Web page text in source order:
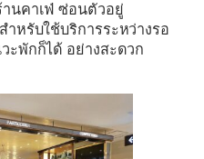
นคาเฟ่ ซ่อนตัวอยู่
ำหรับใช้บริการระหว่างรอ
ะพักก็ได้ อย่างสะดวก